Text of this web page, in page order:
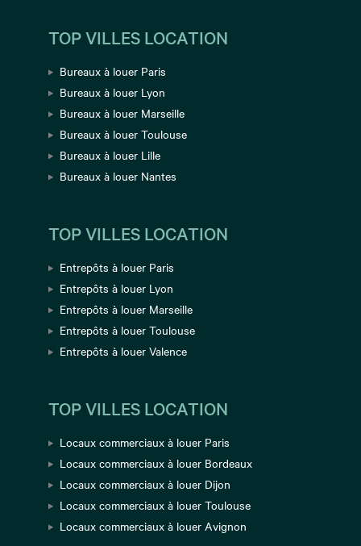
TOP VILLES LOCATION
Bureaux à louer Paris
Bureaux à louer Lyon
Bureaux à louer Marseille
Bureaux à louer Toulouse
Bureaux à louer Lille
Bureaux à louer Nantes
TOP VILLES LOCATION
Entrepôts à louer Paris
Entrepôts à louer Lyon
Entrepôts à louer Marseille
Entrepôts à louer Toulouse
Entrepôts à louer Valence
TOP VILLES LOCATION
Locaux commerciaux à louer Paris
Locaux commerciaux à louer Bordeaux
Locaux commerciaux à louer Dijon
Locaux commerciaux à louer Toulouse
Locaux commerciaux à louer Avignon